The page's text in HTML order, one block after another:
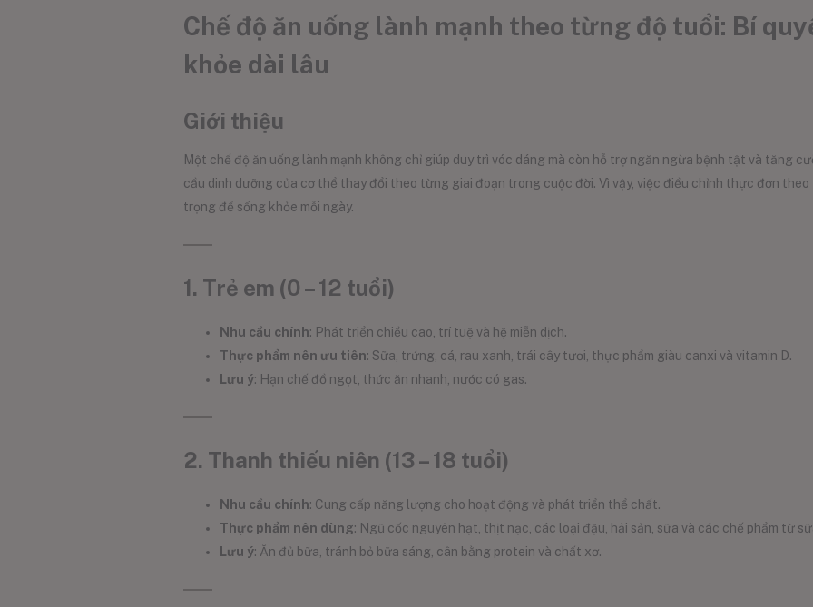
Chế độ ăn uống lành mạnh theo từng độ tuổi: Bí
khỏe dài lâu
Giới thiệu
Một chế độ ăn uống lành mạnh không chỉ giúp duy trì vóc dáng mà còn hỗ trợ ngăn ngừa bệnh tật và tăng
cầu dinh dưỡng của cơ thể thay đổi theo từng giai đoạn trong cuộc đời. Vì vậy, việc điều chỉnh thực đơn theo
trọng để sống khỏe mỗi ngày.
1. Trẻ em (0 – 12 tuổi)
Nhu cầu chính: Phát triển chiều cao, trí tuệ và hệ miễn dịch.
Thực phẩm nên ưu tiên: Sữa, trứng, cá, rau xanh, trái cây tươi, thực phẩm giàu canxi và vitamin D.
Lưu ý: Hạn chế đồ ngọt, thức ăn nhanh, nước có gas.
2. Thanh thiếu niên (13 – 18 tuổi)
Nhu cầu chính: Cung cấp năng lượng cho hoạt động và phát triển thể chất.
Thực phẩm nên dùng: Ngũ cốc nguyên hạt, thịt nạc, các loại đậu, hải sản, sữa và các chế phẩm từ
Lưu ý: Ăn đủ bữa, tránh bỏ bữa sáng, cân bằng protein và chất xơ.